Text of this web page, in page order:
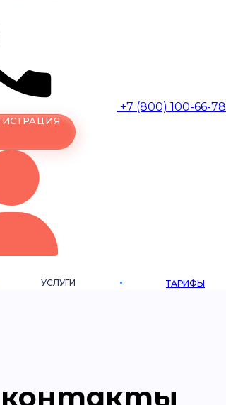
+7 (800) 100-66-78
УСЛУГИ ТАРИФЫ
контакты